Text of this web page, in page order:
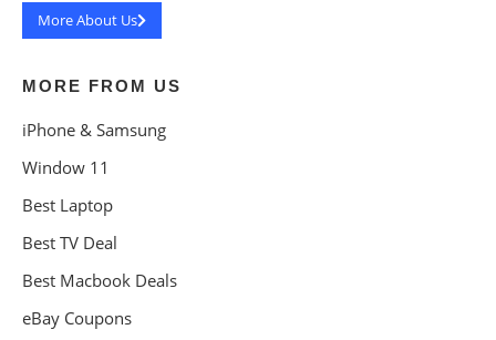
More About Us
MORE FROM US
iPhone & Samsung
Window 11
Best Laptop
Best TV Deal
Best Macbook Deals
eBay Coupons